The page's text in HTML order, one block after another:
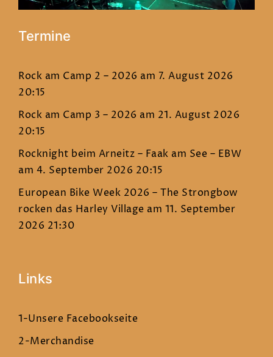
Termine
Rock am Camp 2 – 2026 am 7. August 2026
20:15
Rock am Camp 3 – 2026 am 21. August 2026
20:15
Rocknight beim Arneitz – Faak am See – EBW
am 4. September 2026 20:15
European Bike Week 2026 – The Strongbow
rocken das Harley Village am 11. September
2026 21:30
Links
1-Unsere Facebookseite
2-Merchandise